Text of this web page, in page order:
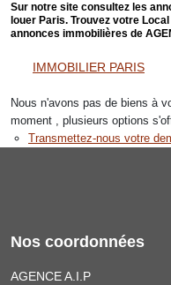
Sur notre site consultez les
louer Paris. Trouvez votre
annonces immobilières de
IMMOBILIER PARIS
Nous n'avons pas de biens à
moment , plusieurs options
Transmettez-nous votre
Nos coordonnées
AGENCE A.I.P